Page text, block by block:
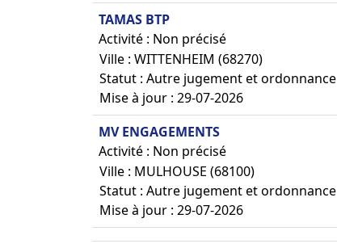
TAMAS BTP
Activité : Non précisé
Ville : WITTENHEIM (68270)
Statut : Autre jugement et ordonnance
Mise à jour : 29-07-2026
MV ENGAGEMENTS
Activité : Non précisé
Ville : MULHOUSE (68100)
Statut : Autre jugement et ordonnance
Mise à jour : 29-07-2026